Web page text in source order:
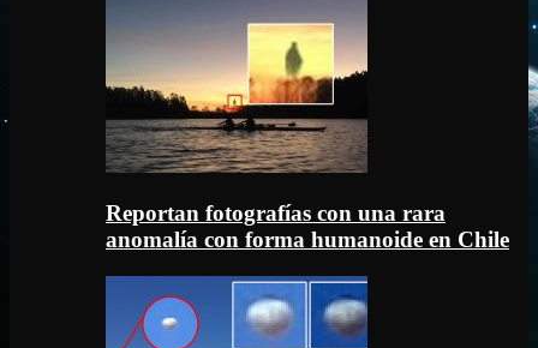
Reportan fotografías con una rara
anomalía con forma humanoide en Chile